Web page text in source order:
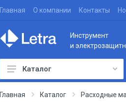
Главная О компании Контакты
Инструмент
и
Каталог
Главная Каталог Расходные